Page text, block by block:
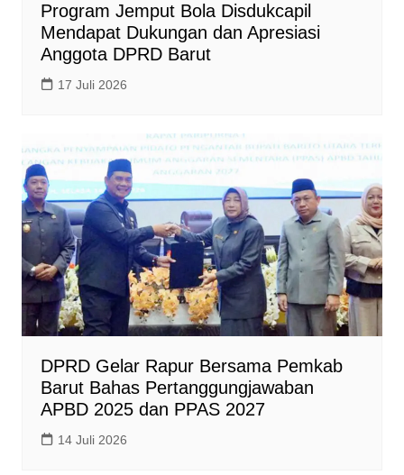
Program Jemput Bola Disdukcapil
Mendapat Dukungan dan Apresiasi
Anggota DPRD Barut
17 Juli 2026
DPRD Gelar Rapur Bersama Pemkab
Barut Bahas Pertanggungjawaban
APBD 2025 dan PPAS 2027
14 Juli 2026